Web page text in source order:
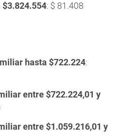
: $ 81.408
hasta $722.224:
entre $722.224,01 y
entre $1.059.216,01 y